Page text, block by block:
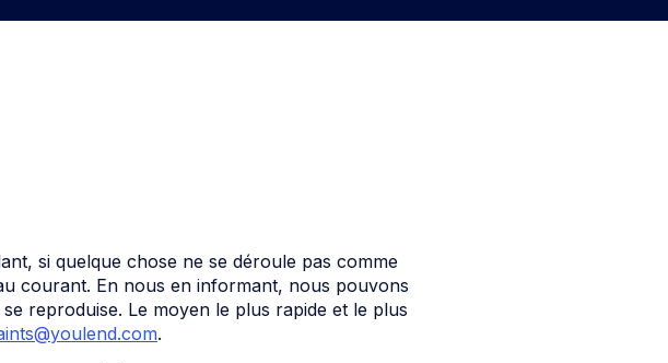
si quelque chose ne se déroule pas comme
courant. En nous en informant, nous pouvons
reproduise. Le moyen le plus rapide et le plus
.